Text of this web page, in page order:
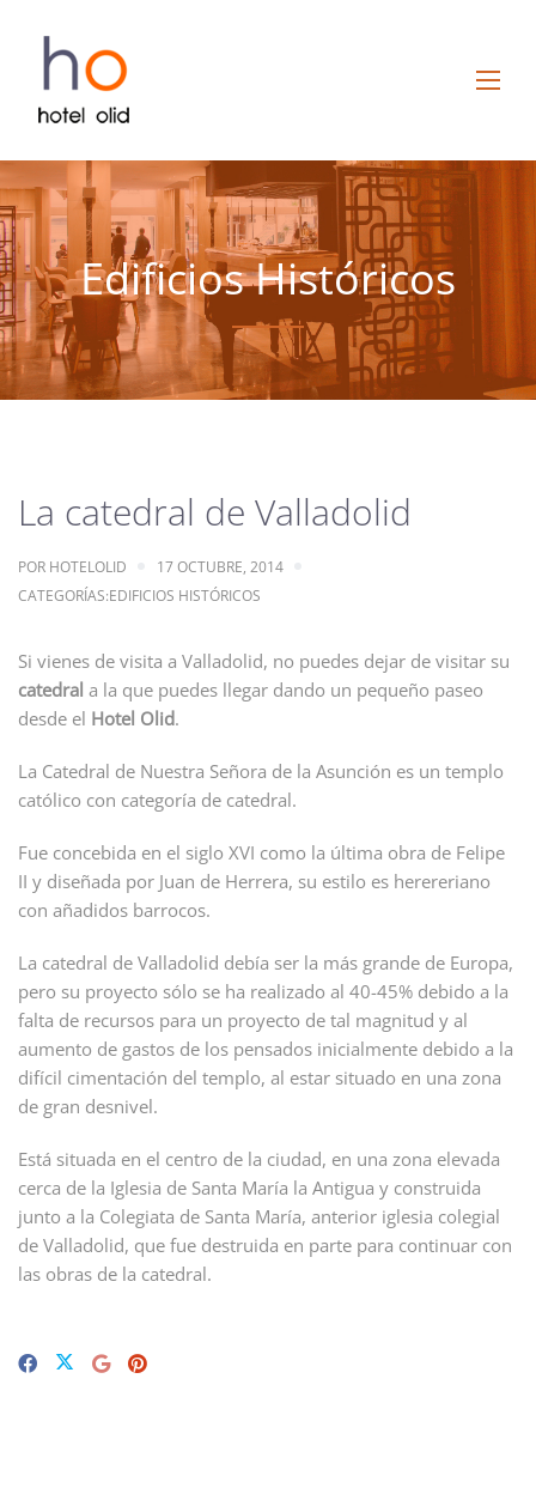
Edificios Históricos
La catedral de Valladolid
POR HOTELOLID
17 OCTUBRE, 2014
CATEGORÍAS:EDIFICIOS HISTÓRICOS
Si vienes de visita a Valladolid, no puedes dejar de visitar su
catedral a la que puedes llegar dando un pequeño paseo
desde el Hotel Olid.
La Catedral de Nuestra Señora de la Asunción es un templo
católico con categoría de catedral.
Fue concebida en el siglo XVI como la última obra de Felipe
II y diseñada por Juan de Herrera, su estilo es herereriano
con añadidos barrocos.
La catedral de Valladolid debía ser la más grande de Europa,
pero su proyecto sólo se ha realizado al 40-45% debido a la
falta de recursos para un proyecto de tal magnitud y al
aumento de gastos de los pensados inicialmente debido a la
difícil cimentación del templo, al estar situado en una zona
de gran desnivel.
Está situada en el centro de la ciudad, en una zona elevada
cerca de la Iglesia de Santa María la Antigua y construida
junto a la Colegiata de Santa María, anterior iglesia colegial
de Valladolid, que fue destruida en parte para continuar con
las obras de la catedral.